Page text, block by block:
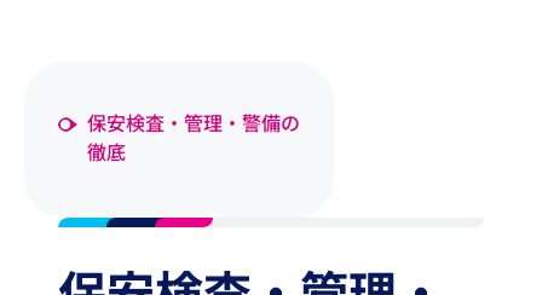
保安検査・管理・警備の
徹底